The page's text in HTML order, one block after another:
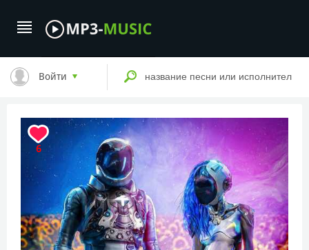
Войти
6